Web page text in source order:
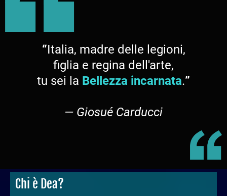
“Italia, madre delle legioni,
figlia e regina dell'arte,
tu sei la Bellezza incarnata.”
— Giosué Carducci
Chi è Dea?